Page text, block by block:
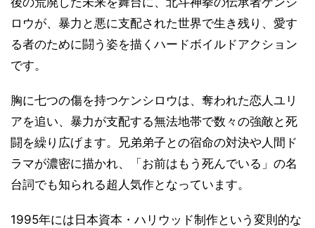
ロウが、暴力と悪に支配された世界で生き残り、愛す
る者のために闘う姿を描くハードボイルドアクション
です。
胸に七つの傷を持つケンシロウは、奪われた恋人ユリ
アを追い、暴力が支配する無法地帯で数々の強敵と死
闘を繰り広げます。兄弟弟子との宿命の対決や人間ド
ラマが濃密に描かれ、「お前はもう死んでいる」の名
台詞でも知られる超人気作となっています。
1995年には日本資本・ハリウッド制作という変則的な